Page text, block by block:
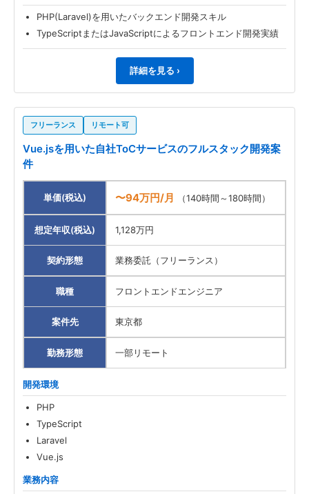
PHP(Laravel)を用いたバックエンド開発スキル
TypeScriptまたはJavaScriptによるフロントエンド開発実績
詳細を見る ›
フリーランス リモート可
Vue.jsを用いた自社ToCサービスのフルスタック開発案
件
単価(税込) 〜94万円/月 （140時間～180時間）
想定年収(税込) 1,128万円
契約形態 業務委託（フリーランス）
職種 フロントエンドエンジニア
案件先 東京都
勤務形態 一部リモート
開発環境
PHP
TypeScript
Laravel
Vue.js
業務内容